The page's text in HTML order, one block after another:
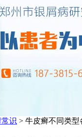
识 > 牛皮癣不同类